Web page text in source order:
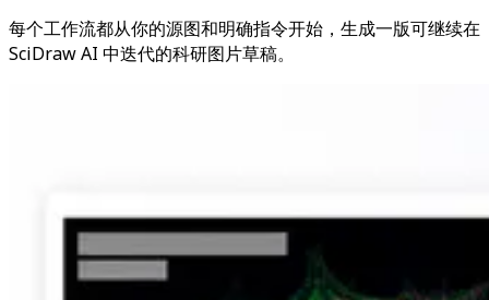
每个工作流都从你的源图和明确指令开始，生成一版可继续在
SciDraw AI 中迭代的科研图片草稿。